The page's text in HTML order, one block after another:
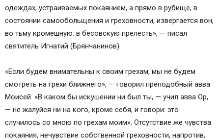
одеждах, устраиваемых покаянием, а прямо в рубище, в
состоянии самообольщения и греховности, извергается вон,
во тьму кромешную: в бесовскую прелесть», — писал
святитель Игнатий (Брянчанинов).
«Если будем внимательны к своим грехам, мы не будем
смотреть на грехи ближнего», — говорил преподобный авва
Моисей. «В каком бы искушении ни был ты, — учил авва Ор,
— не жалуйся ни на кого, кроме себя, и говори: это
случилось со мною по грехам моим». Отсутствие же чувства
покаяния, нечувствие собственной греховности, напротив,